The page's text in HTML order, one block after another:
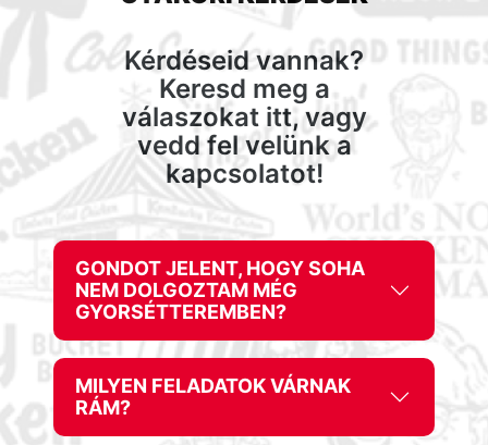
Kérdéseid vannak?
Keresd meg a
válaszokat itt, vagy
vedd fel velünk a
kapcsolatot!
GONDOT JELENT, HOGY SOHA
NEM DOLGOZTAM MÉG
GYORSÉTTEREMBEN?
MILYEN FELADATOK VÁRNAK
RÁM?